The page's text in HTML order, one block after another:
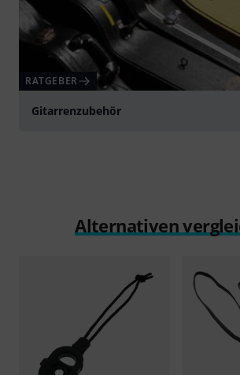
RATGEBER
Gitarrenzubehör
Alternativen